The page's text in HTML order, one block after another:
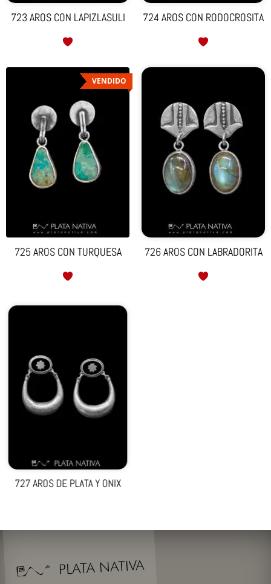
723 AROS CON LAPIZLASULI 724 AROS CON RODOCROSITA
VENDIDO
725 AROS CON TURQUESA 726 AROS CON LABRADORITA
727 AROS DE PLATA Y ONIX